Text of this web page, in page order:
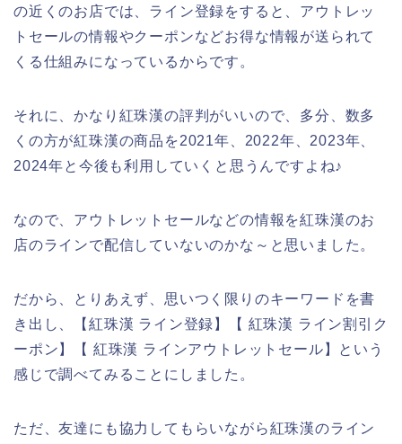
の近くのお店では、ライン登録をすると、アウトレッ
トセールの情報やクーポンなどお得な情報が送られて
くる仕組みになっているからです。
それに、かなり紅珠漢の評判がいいので、多分、数多
くの方が紅珠漢の商品を2021年、2022年、2023年、
2024年と今後も利用していくと思うんですよね♪
なので、アウトレットセールなどの情報を紅珠漢のお
店のラインで配信していないのかな～と思いました。
だから、とりあえず、思いつく限りのキーワードを書
き出し、【紅珠漢 ライン登録】【 紅珠漢 ライン割引ク
ーポン】【 紅珠漢 ラインアウトレットセール】という
感じで調べてみることにしました。
ただ、友達にも協力してもらいながら紅珠漢のライン